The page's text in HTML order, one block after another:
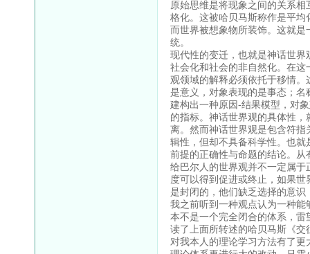
原始思维是将现象之间的关系
格化。这被哈贝马斯称作是平
而世界被想象物所装饰。这就
统。
现代性的变迁，也就是神话世
社会化和社会的非自然化。在
观领域的解释必须依托于移情
是意义，对象表现的是事态；
建构出一种原因-结果模型，对
的指标。神话世界观的具体性
离。然而神话世界观是包含符
辑性，但却不具备科学性。也
前提的正确性与命题的结论。
给巴尔人的世界观并不一定属
度可以得到促进或终止，如果
是封闭的，他们缺乏选择的意
我之前听到一种观点认为一种
本不是一个完全闭合的体系，
读了上面所转述的哈贝马斯《
对我本人的理论学习方法有了